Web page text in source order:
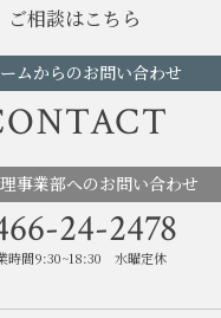
ご相談はこちら
ムからのお問い合わせ
事業部へのお問い合わせ
24-2478
時間9:30~18:30 水曜定休